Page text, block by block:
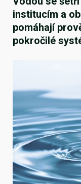
institucím a
pomáhají
pokročilé